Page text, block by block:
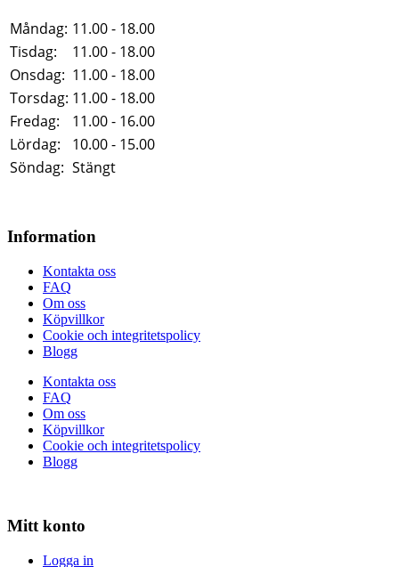
Måndag: 11.00 - 18.00
Tisdag:
11.00 - 18.00
Onsdag: 11.00 - 18.00
Torsdag: 11.00 - 18.00
Fredag:
11.00 - 16.00
Lördag:
10.00 - 15.00
Söndag: Stängt
Information
Kontakta oss
FAQ
Om oss
Köpvillkor
Cookie och integritetspolicy
Blogg
Kontakta oss
FAQ
Om oss
Köpvillkor
Cookie och integritetspolicy
Blogg
Mitt konto
Logga in